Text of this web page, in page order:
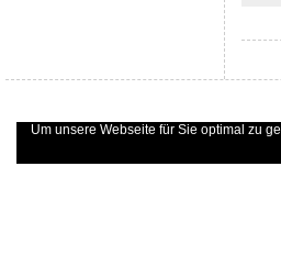
Um unsere Webseite für Sie optimal zu